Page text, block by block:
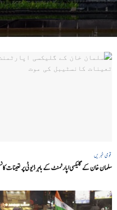
قومی خبریں
سلمان خان کے گلیکسی اپارٹمنٹ کے باہر ڈیوٹی پر تعینات